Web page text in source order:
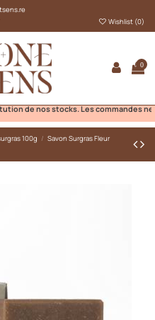
Wishlist (0)
0
de nos stocks. Les commandes ne
100g
Savon Surgras Fleur